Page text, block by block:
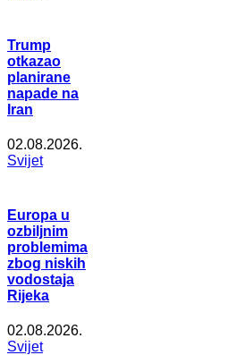
Trump
otkazao
planirane
napade na
Iran
02.08.2026.
Svijet
Europa u
ozbiljnim
problemima
zbog niskih
vodostaja
Rijeka
02.08.2026.
Svijet